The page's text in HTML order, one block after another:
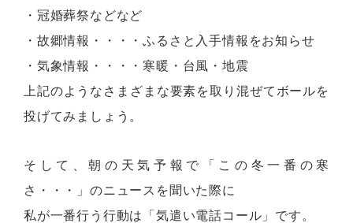
・冠婚葬祭などなど
・故郷情報・・・・ふるさと入手情報をお知らせ
・気象情報・・・・寒暖・台風・地震
上記のようなさまざまな要素を取り混ぜてボールを
投げてみましょう。
そして、朝の天気予報で「この冬一番の寒
さ・・・」のニュースを聞いた際に
私が一番行う行動は「気遣い電話コール」です。